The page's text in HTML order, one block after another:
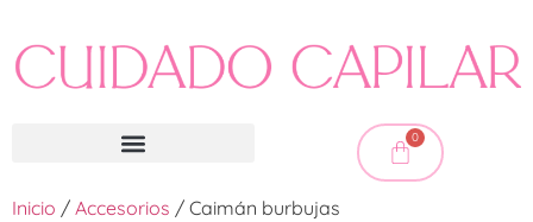
0
Inicio / Accesorios / Caimán burbujas